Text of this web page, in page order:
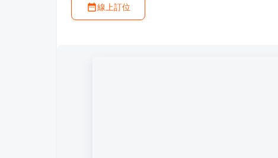
線上訂位